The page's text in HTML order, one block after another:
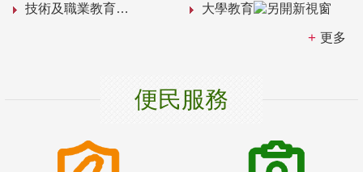
技術及職業教育 大學教育
更多
便民服務